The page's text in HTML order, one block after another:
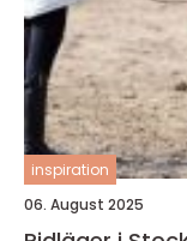
inspiration
06. August 2025